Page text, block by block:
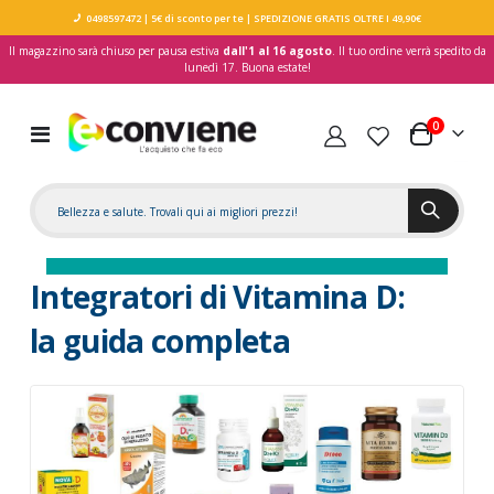
0498597472| 5€ di sconto per te| SPEDIZIONE GRATIS OLTRE I 49,90€
Il magazzino sarà chiuso per pausa estiva dall'1 al 16 agosto. Il tuo ordine verrà spedito da
lunedì 17. Buona estate!
Toggle
Nav
Carrello
0elementi
Integratori di Vitamina D:
la guida completa